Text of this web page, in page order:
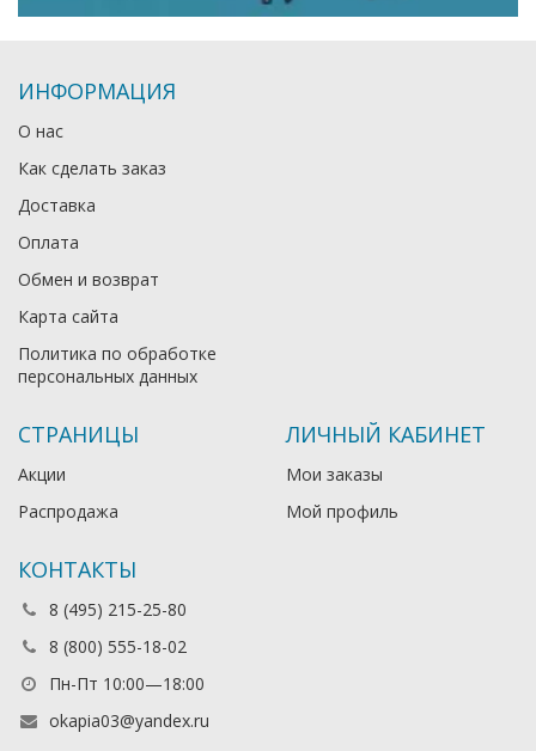
ИНФОРМАЦИЯ
О нас
Как сделать заказ
Доставка
Оплата
Обмен и возврат
Карта сайта
Политика по обработке
персональных данных
СТРАНИЦЫ
Акции
Распродажа
ЛИЧНЫЙ КАБИНЕТ
Мои заказы
Мой профиль
КОНТАКТЫ
8 (495) 215-25-80
8 (800) 555-18-02
Пн-Пт 10:00—18:00
okapia03@yandex.ru